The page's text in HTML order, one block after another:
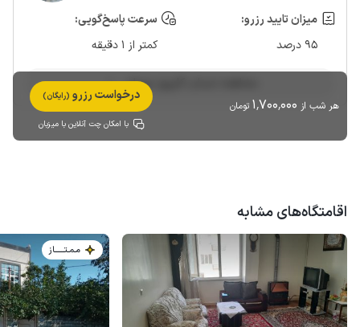
4تا دادین ، ،دوستتون دارم ،براتون تنی سالم و دلی شاد را آرزو دارم
میزان تایید رزرو:
95 درصد
سرعت پاسخ‌گویی:
کمتر از 1 دقیقه
مشاهده حساب کاربری میزبان
هر شب از 1٬700٬000 تومان
درخواست رزرو (رایگان)
با امکان چت آنلاین با میزبان
اقامتگاه‌های مشابه
مـمـتــــــاز